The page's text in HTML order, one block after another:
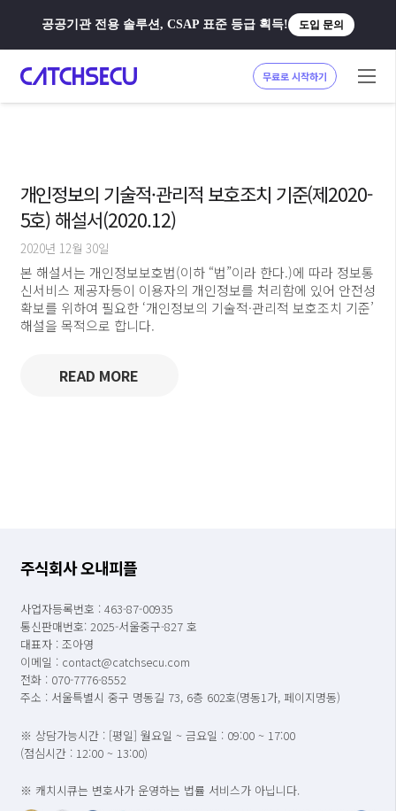
공공기관 전용 솔루션, CSAP 표준 등급 획득! 도입 문의
무료로 시작하기
개인정보의 기술적·관리적 보호조치 기준(제2020-
5호) 해설서(2020.12)
2020년 12월 30일
본 해설서는 개인정보보호법(이하 “법”이라 한다.)에 따라 정보통
신서비스 제공자등이 이용자의 개인정보를 처리함에 있어 안전성
확보를 위하여 필요한 ‘개인정보의 기술적·관리적 보호조치 기준’
해설을 목적으로 합니다.
READ MORE
주식회사 오내피플
사업자등록번호 : 463-87-00935
통신판매번호: 2025-서울중구-827 호
대표자 : 조아영
이메일 : contact@catchsecu.com
전화 : 070-7776-8552
주소 : 서울특별시 중구 명동길 73, 6층 602호(명동1가, 페이지명동)
※ 상담가능시간 : [평일] 월요일 ~ 금요일 : 09:00 ~ 17:00
(점심시간 : 12:00 ~ 13:00)
※ 캐치시큐는 변호사가 운영하는 법률 서비스가 아닙니다.